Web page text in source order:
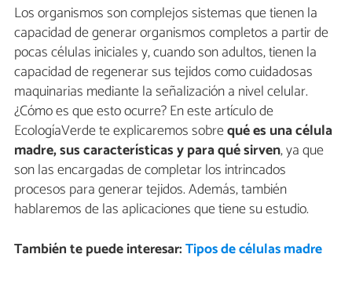
Los organismos son complejos sistemas que tienen la
capacidad de generar organismos completos a partir de
pocas células iniciales y, cuando son adultos, tienen la
capacidad de regenerar sus tejidos como cuidadosas
maquinarias mediante la señalización a nivel celular.
¿Cómo es que esto ocurre? En este artículo de
EcologíaVerde te explicaremos sobrequé es una célula
madre, sus características y para qué sirven, ya que
son las encargadas de completar los intrincados
procesos para generar tejidos. Además, también
hablaremos de las aplicaciones que tiene su estudio.
También te puede interesar:Tipos de células madre